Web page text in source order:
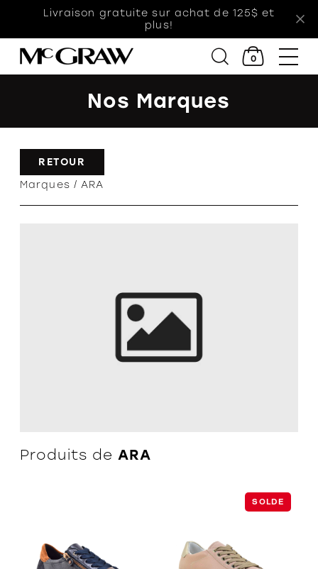
Livraison gratuite sur achat de 125$ et
plus!
0
L'équipe
Nos Marques
RETOUR
Marques
ARA
Produits deARA
SOLDE